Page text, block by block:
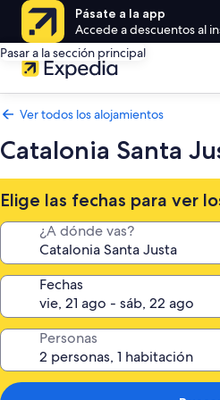
Pásate a la app
Accede a descuentos al
Pasar a la sección principal
Ver todos los alojamientos
Catalonia Santa
Elige las fechas para ver
¿A dónde vas?
Fechas
Personas